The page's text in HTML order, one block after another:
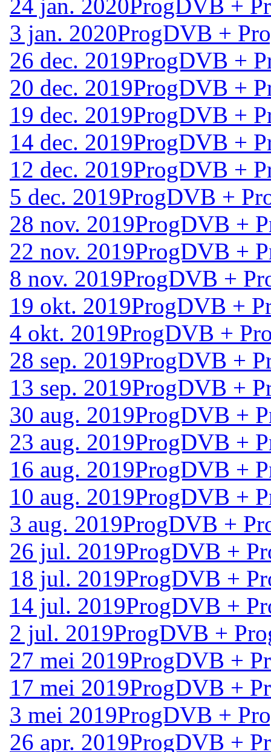
24 jan. 2020ProgDVB +
3 jan. 2020ProgDVB +
26 dec. 2019ProgDVB +
20 dec. 2019ProgDVB +
19 dec. 2019ProgDVB +
14 dec. 2019ProgDVB +
12 dec. 2019ProgDVB +
5 dec. 2019ProgDVB +
28 nov. 2019ProgDVB +
22 nov. 2019ProgDVB +
8 nov. 2019ProgDVB +
19 okt. 2019ProgDVB +
4 okt. 2019ProgDVB +
28 sep. 2019ProgDVB +
13 sep. 2019ProgDVB +
30 aug. 2019ProgDVB +
23 aug. 2019ProgDVB +
16 aug. 2019ProgDVB +
10 aug. 2019ProgDVB +
3 aug. 2019ProgDVB +
26 jul. 2019ProgDVB +
18 jul. 2019ProgDVB +
14 jul. 2019ProgDVB +
2 jul. 2019ProgDVB +
27 mei 2019ProgDVB +
17 mei 2019ProgDVB +
3 mei 2019ProgDVB +
26 apr. 2019ProgDVB +